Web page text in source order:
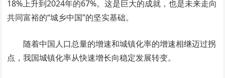
18%上升到2024年的67%。这是巨大的成就，也是未来走向
共同富裕的“城乡中国”的坚实基础。
随着中国人口总量的增速和城镇化率的增速相继迈过拐
点，我国城镇化率从快速增长向稳定发展转变。